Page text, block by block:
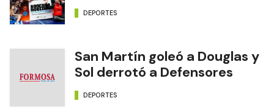
DEPORTES
San Martín goleó a Douglas y
Sol derrotó a Defensores
DEPORTES